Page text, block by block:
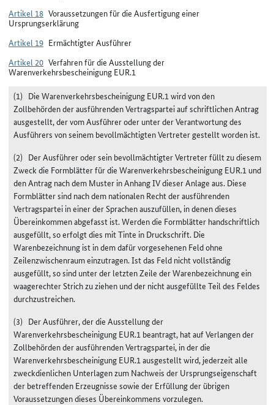
Artikel 18 Voraussetzungen für die Ausfertigung einer
Ursprungserklärung
Artikel 19 Ermächtigter Ausführer
Artikel 20 Verfahren für die Ausstellung der
Warenverkehrsbescheinigung EUR.1
(1) Die Warenverkehrsbescheinigung EUR.1 wird von den
Zollbehörden der ausführenden Vertragspartei auf schriftlichen Antrag
ausgestellt, der vom Ausführer oder unter der Verantwortung des
Ausführers von seinem bevollmächtigten Vertreter gestellt worden ist.
(2) Der Ausführer oder sein bevollmächtigter Vertreter füllt zu diesem
Zweck die Formblätter für die Warenverkehrsbescheinigung EUR.1 und
den Antrag nach dem Muster in Anhang IV dieser Anlage aus. Diese
Formblätter sind nach dem nationalen Recht der ausführenden
Vertragspartei in einer der Sprachen auszufüllen, in denen dieses
Übereinkommen abgefasst ist. Werden die Formblätter handschriftlich
ausgefüllt, so erfolgt dies mit Tinte in Druckschrift. Die
Warenbezeichnung ist in dem dafür vorgesehenen Feld ohne
Zeilenzwischenraum einzutragen. Ist das Feld nicht vollständig
ausgefüllt, so sind unter der letzten Zeile der Warenbezeichnung ein
waagerechter Strich zu ziehen und der nicht ausgefüllte Teil des Feldes
durchzustreichen.
(3) Der Ausführer, der die Ausstellung der
Warenverkehrsbescheinigung EUR.1 beantragt, hat auf Verlangen der
Zollbehörden der ausführenden Vertragspartei, in der die
Warenverkehrsbescheinigung EUR.1 ausgestellt wird, jederzeit alle
zweckdienlichen Unterlagen zum Nachweis der Ursprungseigenschaft
der betreffenden Erzeugnisse sowie der Erfüllung der übrigen
Voraussetzungen dieses Übereinkommens vorzulegen.